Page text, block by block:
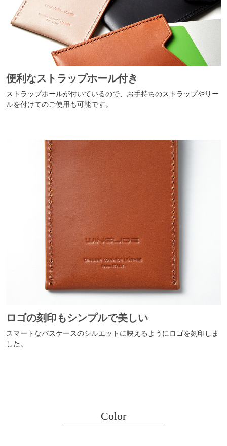
便利なストラップホール付き
ストラップホールが付いているので、お手持ちのストラップやリー
ルを付けてのご使用も可能です。
ロゴの刻印もシンプルで美しい
スマートなパスケースのシルエットに映えるようにロゴを刻印しま
した。
Color